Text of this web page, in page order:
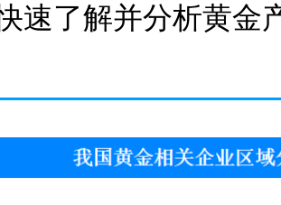
速了解并分析黄金